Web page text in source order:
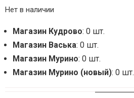
Нет в наличии
Магазин Кудрово: 0 шт.
Магазин Васька: 0 шт.
Магазин Мурино: 0 шт.
Магазин Мурино (новый): 0 шт.